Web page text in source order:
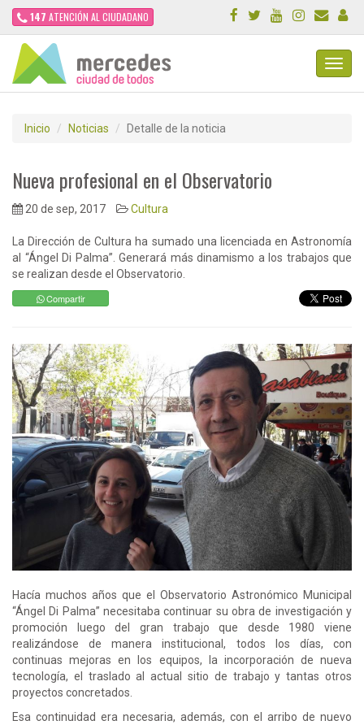
147 ATENCIÓN AL CIUDADANO
Inicio Noticias Detalle de la noticia
Nueva profesional en el Observatorio
20 de sep, 2017 Cultura
La Dirección de Cultura ha sumado una licenciada en Astronomía
al “Ángel Di Palma”. Generará más dinamismo a los trabajos que
se realizan desde el Observatorio.
Compartir
Hacía muchos años que el Observatorio Astronómico Municipal
“Ángel Di Palma” necesitaba continuar su obra de investigación y
promoción luego del gran trabajo que desde 1980 viene
realizándose de manera institucional, todos los días, con
continuas mejoras en los equipos, la incorporación de nueva
tecnología, el traslado al actual sitio de trabajo y tantas otros
proyectos concretados.
Esa continuidad era necesaria, además, con el arribo de nuevo